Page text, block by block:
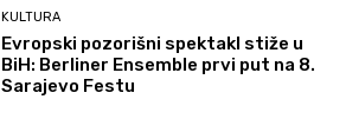
KULTURA
Evropski pozorišni spektakl stiže u
BiH: Berliner Ensemble prvi put na 8.
Sarajevo Festu